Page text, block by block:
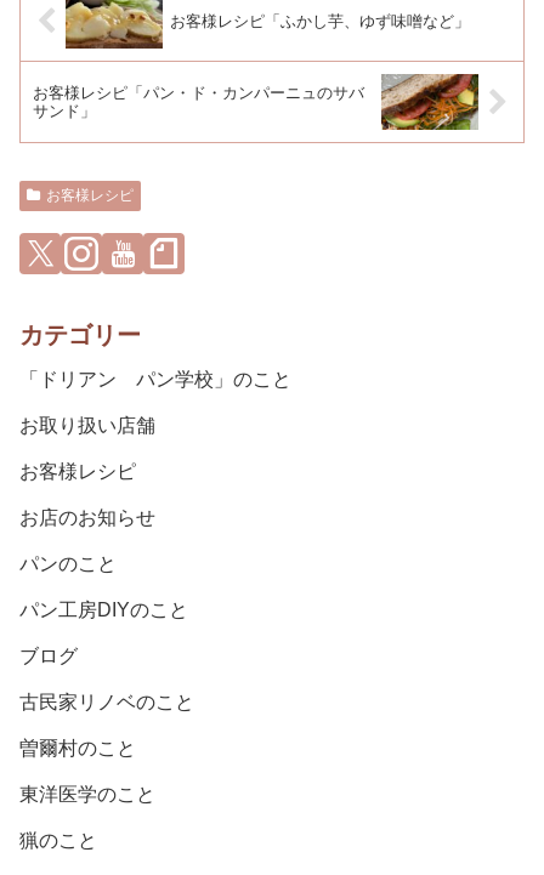
お客様レシピ「ふかし芋、ゆず味噌など」
お客様レシピ「パン・ド・カンパーニュのサバ
サンド」
お客様レシピ
カテゴリー
「ドリアン パン学校」のこと
お取り扱い店舗
お客様レシピ
お店のお知らせ
パンのこと
パン工房DIYのこと
ブログ
古民家リノベのこと
曽爾村のこと
東洋医学のこと
猟のこと